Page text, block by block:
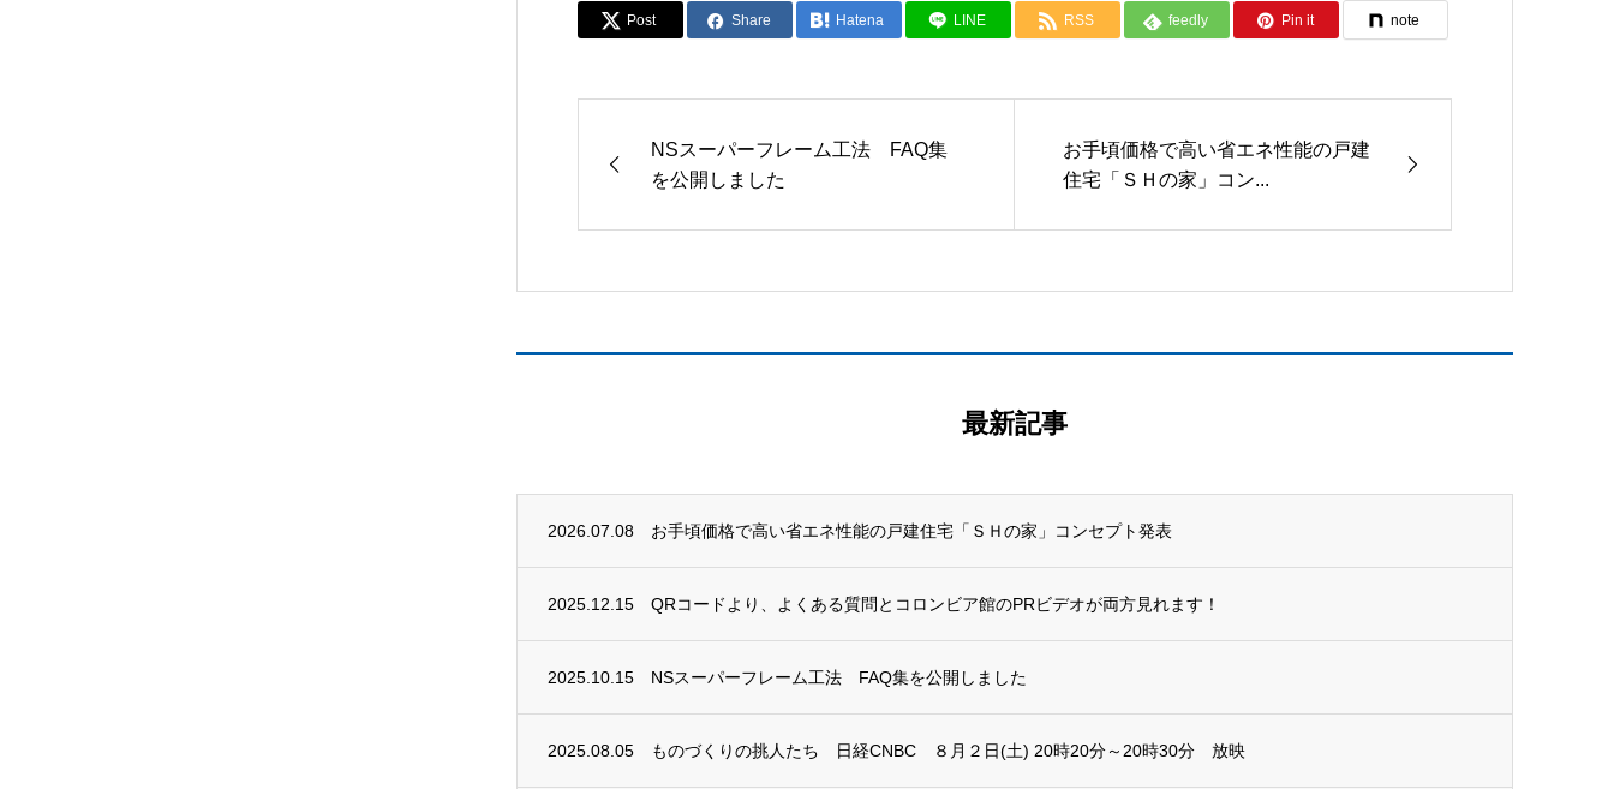
Post Share Hatena LINE RSS feedly Pin it note
NSスーパーフレーム工法 FAQ集
を公開しました
お手頃価格で高い省エネ性能の戸建
住宅「ＳＨの家」コン...
最新記事
2026.07.08 お手頃価格で高い省エネ性能の戸建住宅「ＳＨの家」コンセプト発表
2025.12.15 QRコードより、よくある質問とコロンビア館のPRビデオが両方見れます！
2025.10.15 NSスーパーフレーム工法 FAQ集を公開しました
2025.08.05 ものづくりの挑人たち 日経CNBC ８月２日(土) 20時20分～20時30分 放映